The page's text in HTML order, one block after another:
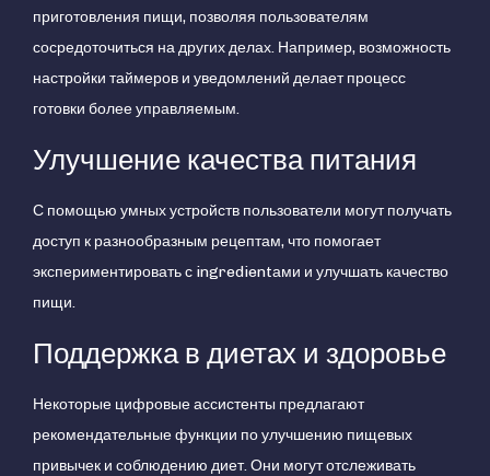
приготовления пищи, позволяя пользователям
сосредоточиться на других делах. Например, возможность
настройки таймеров и уведомлений делает процесс
готовки более управляемым.
Улучшение качества питания
С помощью умных устройств пользователи могут получать
доступ к разнообразным рецептам, что помогает
экспериментировать с ingredientами и улучшать качество
пищи.
Поддержка в диетах и здоровье
Некоторые цифровые ассистенты предлагают
рекомендательные функции по улучшению пищевых
привычек и соблюдению диет. Они могут отслеживать